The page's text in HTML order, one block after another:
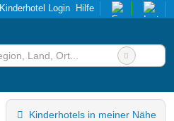
Kinderhotel Login Hilfe
Kinderhotels in meiner Nähe